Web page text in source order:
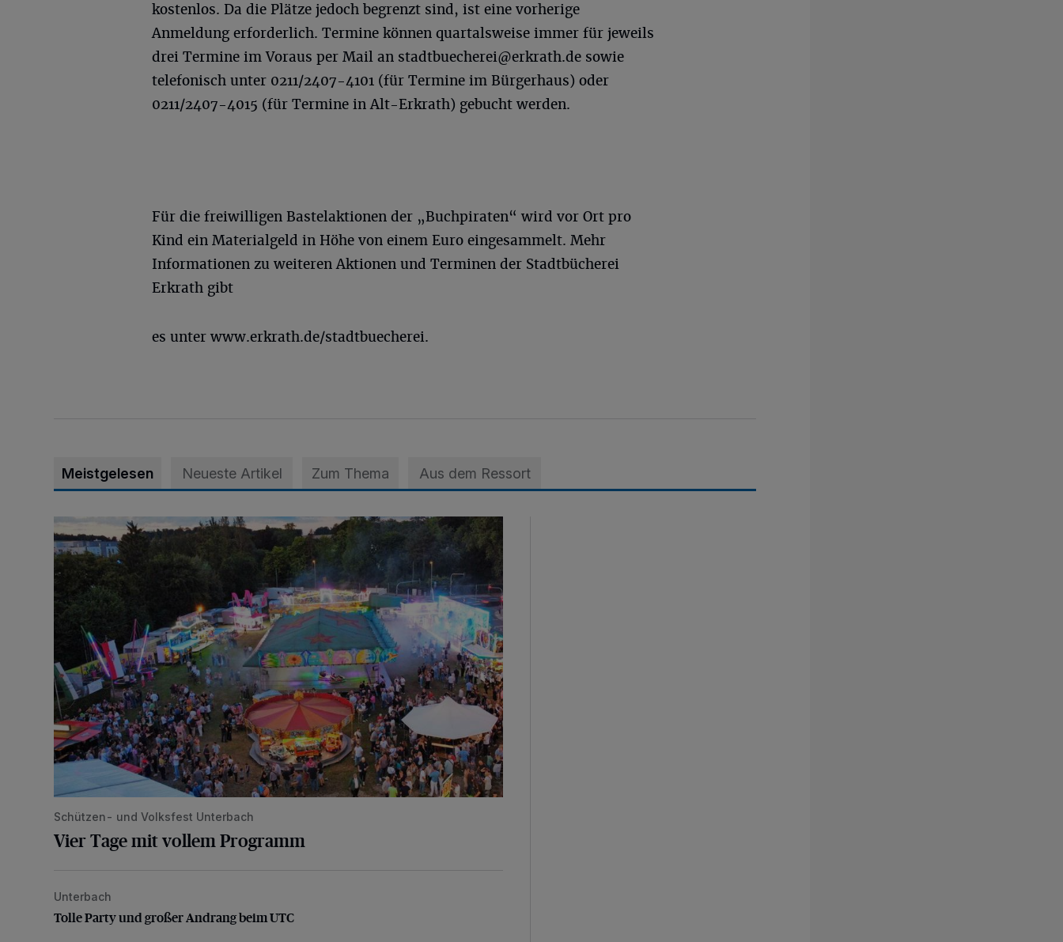
kostenlos. Da die Plätze jedoch begrenzt sind, ist eine vorherige
Anmeldung erforderlich. Termine können quartalsweise immer für jeweils
drei Termine im Voraus per Mail an stadtbuecherei@erkrath.de sowie
telefonisch unter 0211/2407-4101 (für Termine im Bürgerhaus) oder
0211/2407-4015 (für Termine in Alt-Erkrath) gebucht werden.
Für die freiwilligen Bastelaktionen der „Buchpiraten“ wird vor Ort pro
Kind ein Materialgeld in Höhe von einem Euro eingesammelt. Mehr
Informationen zu weiteren Aktionen und Terminen der Stadtbücherei
Erkrath gibt
es unter www.erkrath.de/stadtbuecherei.
Meistgelesen Neueste Artikel Zum Thema Aus dem Ressort
Vier Tage mit vollem Programm
Schützen- und Volksfest Unterbach
Vier Tage mit vollem Programm
Tolle Party und großer Andrang beim UTC
Unterbach
Tolle Party und großer Andrang beim UTC